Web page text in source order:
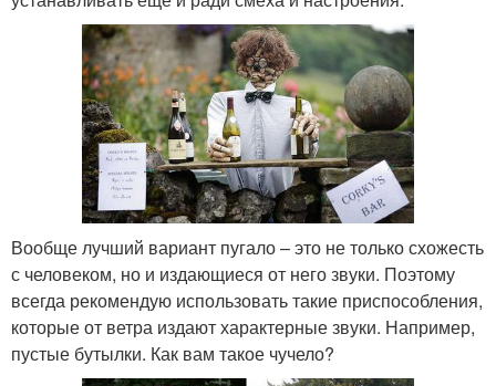
Вообще лучший вариант пугало – это не только схожесть
с человеком, но и издающиеся от него звуки. Поэтому
всегда рекомендую использовать такие приспособления,
которые от ветра издают характерные звуки. Например,
пустые бутылки. Как вам такое чучело?